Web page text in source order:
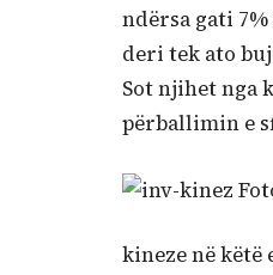
ndërsa gati
deri tek ato
Sot njihet nga
përballimin e
kineze në këtë